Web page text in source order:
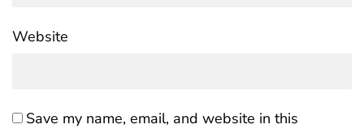
Website
Save my name, email, and website in this